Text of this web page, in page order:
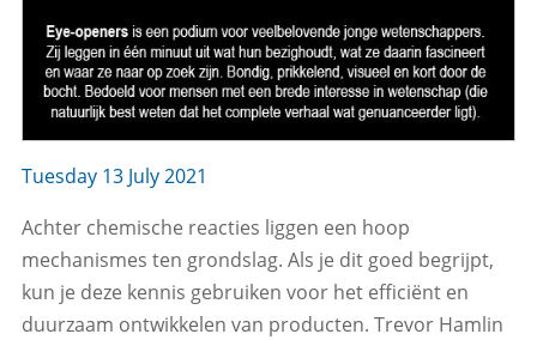
Tuesday 13 July 2021
Achter chemische reacties liggen een hoop
mechanismes ten grondslag. Als je dit goed begrijpt,
kun je deze kennis gebruiken voor het efficiënt en
duurzaam ontwikkelen van producten. Trevor Hamlin